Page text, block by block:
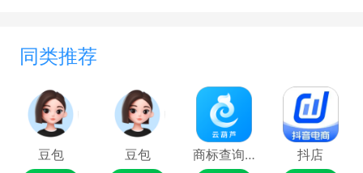
同类推荐
豆包 豆包 商标查询注册 抖店